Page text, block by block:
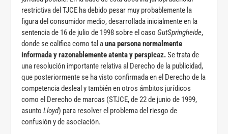
restrictiva del TJCE ha debido pesar muy probablemente la
figura del consumidor medio, desarrollada inicialmente en la
sentencia de 16 de julio de 1998 sobre el casoGutSpringheide,
donde se califica como tal auna persona normalmente
informada y razonablemente atenta y perspicaz.Se trata de
una resolución importante relativa al Derecho de la publicidad,
que posteriormente se ha visto confirmada en el Derecho de la
competencia desleal y también en otros ámbitos jurídicos
como el Derecho de marcas (STJCE, de 22 de junio de 1999,
asuntoLloyd) para resolver el problema del riesgo de
confusión y de asociación.